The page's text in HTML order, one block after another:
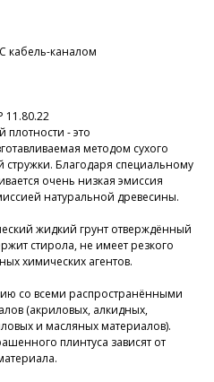
кабель-каналом
11.80.22
- это
методом сухого
Благодаря специальному
очень низкая эмиссия
натуральной древесины.
жидкий грунт отверждённый
стирола, не имеет резкого
химических агентов.
со всеми распространёнными
(акриловых, алкидных,
и масляных материалов).
плинтуса зависят от